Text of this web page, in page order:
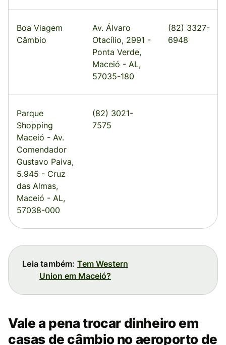
Boa Viagem
Câmbio
Av. Álvaro
Otacílio, 2991 -
Ponta Verde,
Maceió - AL,
57035-180
(82) 3327-
6948
Parque
Shopping
Maceió - Av.
Comendador
Gustavo Paiva,
5.945 - Cruz
das Almas,
Maceió - AL,
57038-000
(82) 3021-
7575
Leia também: Tem Western
Union em Maceió?
Vale a pena trocar dinheiro em
casas de câmbio no aeroporto de